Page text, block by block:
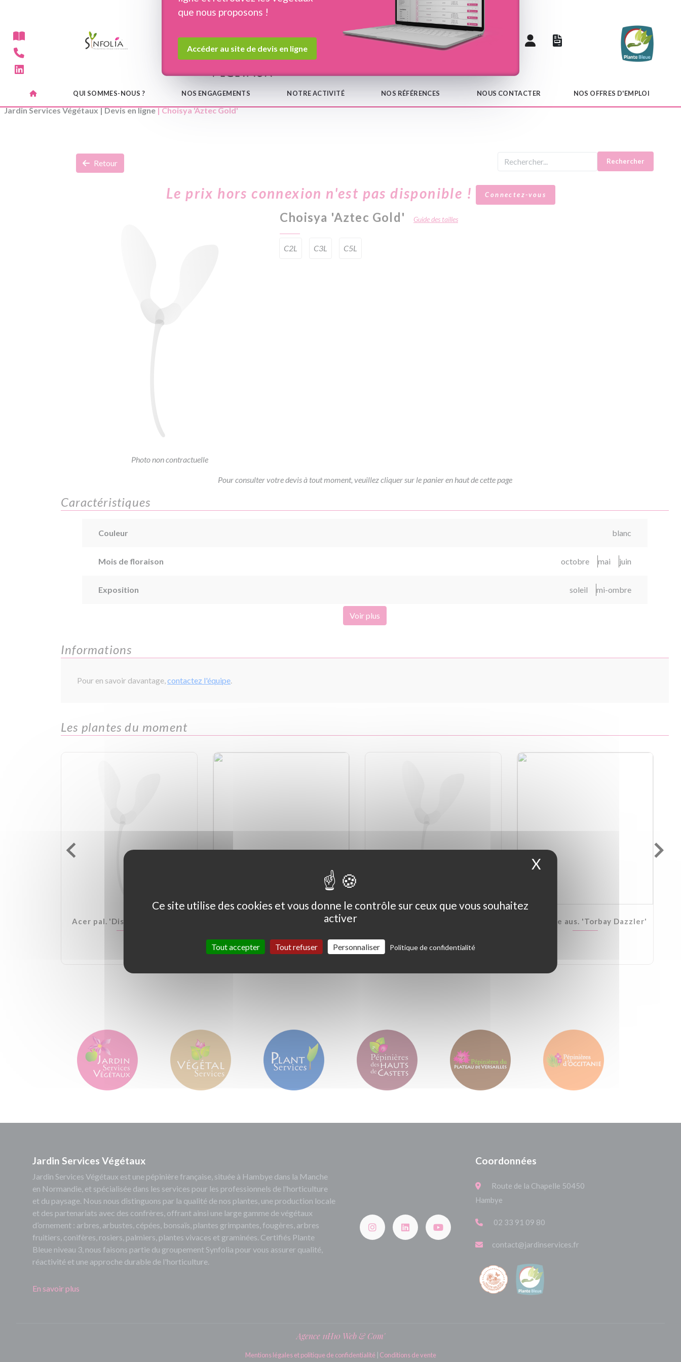
Devis en ligne Notre catalogue
QUI SOMMES-NOUS ? NOS ENGAGEMENTS NOTRE ACTIVITÉ NOS RÉFÉRENCES NOUS CONTACTER NOS OFFRES D'EMPLOI
que nous proposons !
Accéder au site de devis en ligne
Jardin Services Végétaux|Devis en ligne| Choisya 'Aztec Gold'
Retour Rechercher
Le prix hors connexion n'est pas disponible ! Connectez-vous
Photo non contractuelle
Choisya 'Aztec Gold' Guide des tailles
C2L C3L C5L
Pour consulter votre devis à tout moment, veuillez cliquer sur le panier en haut de cette page
Caractéristiques
Couleur blanc
Mois de floraison octobre mai juin
Exposition soleil mi-ombre
Voir plus
Informations
Pour en savoir davantage,contactez l'équipe.
Les plantes du moment
Acer pal. 'Dissectum Garnet' Ceanothus thyrs. 'Skylark' Cordyline aus. 'Torbay Dazzler'
Jardin Services Végétaux
Jardin Services Végétaux est une pépinière française, située à Hambye dans la Manche
en Normandie, et spécialisée dans les services pour les professionnels de l'horticulture
et du paysage. Nous nous distinguons par la qualité de nos plantes, une production locale
et des partenariats avec des confrères, offrant ainsi une large gamme de végétaux
d’ornement : arbres, arbustes, cépées, bonsaïs, plantes grimpantes, fougères, arbres
fruitiers, conifères, rosiers, palmiers, plantes vivaces et graminées. Certifiés Plante
Bleue niveau 3, nous faisons partie du groupement Synfolia pour vous assurer qualité,
réactivité et une approche durable de l'horticulture.
En savoir plus
Coordonnées
Route de la Chapelle 50450
Hambye
02 33 91 09 80
contact@jardinservices.fr
Agence 11H10 Web & Com'
Mentions légales et politique de confidentialité Conditions de vente
Ce site utilise des cookies et vous donne le contrôle sur ceux que vous souhaitez
activer
Tout accepter Tout refuser Personnaliser Politique de confidentialité
X Masquer le bandeau